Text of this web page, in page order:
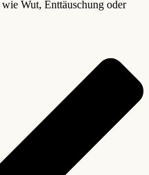
Wut, Enttäuschung oder